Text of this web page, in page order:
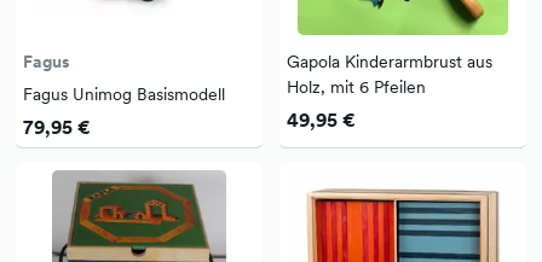
Fagus
Fagus Unimog Basismodell
79,95 €
Gapola Kinderarmbrust aus
Holz, mit 6 Pfeilen
49,95 €